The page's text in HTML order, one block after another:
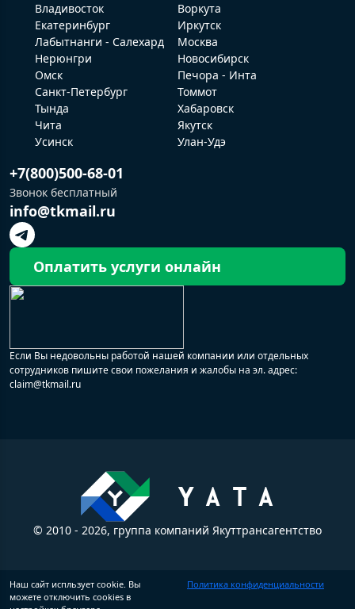
Владивосток
Воркута
Екатеринбург
Иркутск
Лабытнанги - Салехард
Москва
Нерюнгри
Новосибирск
Омск
Печора - Инта
Санкт-Петербург
Томмот
Тында
Хабаровск
Чита
Якутск
Усинск
Улан-Удэ
+7(800)500-68-01
Звонок бесплатный
info@tkmail.ru
Оплатить услуги онлайн
Если Вы недовольны работой нашей компании или отдельных
сотрудников пишите свои пожелания и жалобы на эл. адрес:
claim@tkmail.ru
© 2010 - 2026, группа компаний Якуттрансагентство
Наш сайт испльзует cookie. Вы
можете отключить cookies в
Политика конфиденциальности